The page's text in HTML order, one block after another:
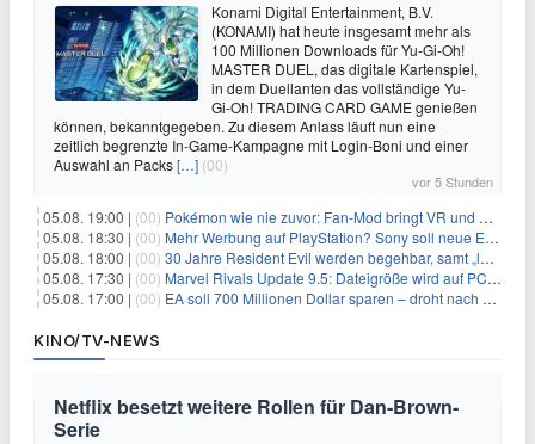
Konami Digital Entertainment, B.V.
(KONAMI) hat heute insgesamt mehr als
100 Millionen Downloads für Yu-Gi-Oh!
MASTER DUEL, das digitale Kartenspiel,
in dem Duellanten das vollständige Yu-
Gi-Oh! TRADING CARD GAME genießen
können, bekanntgegeben. Zu diesem Anlass läuft nun eine
zeitlich begrenzte In-Game-Kampagne mit Login-Boni und einer
Auswahl an Packs[…] (00)
vor 5 Stunden
05.08. 19:00 | (00) Pokémon wie nie zuvor: Fan-Mod bringt VR und Ego-Perspektive nach Kanto
05.08. 18:30 | (00) Mehr Werbung auf PlayStation? Sony soll neue Einnahmequellen prüfen
05.08. 18:00 | (00) 30 Jahre Resident Evil werden begehbar, samt „lebensgroßem Leon“
05.08. 17:30 | (00) Marvel Rivals Update 9.5: Dateigröße wird auf PC und Konsolen deutlich reduziert
05.08. 17:00 | (00) EA soll 700 Millionen Dollar sparen – droht nach der Übernahme die nächste Entlassungswelle?
KINO/TV-NEWS
Netflix besetzt weitere Rollen für Dan-Brown-
Serie